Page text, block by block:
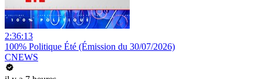
2:36:13
100% Politique Été (Émission du 30/07/2026)
CNEWS